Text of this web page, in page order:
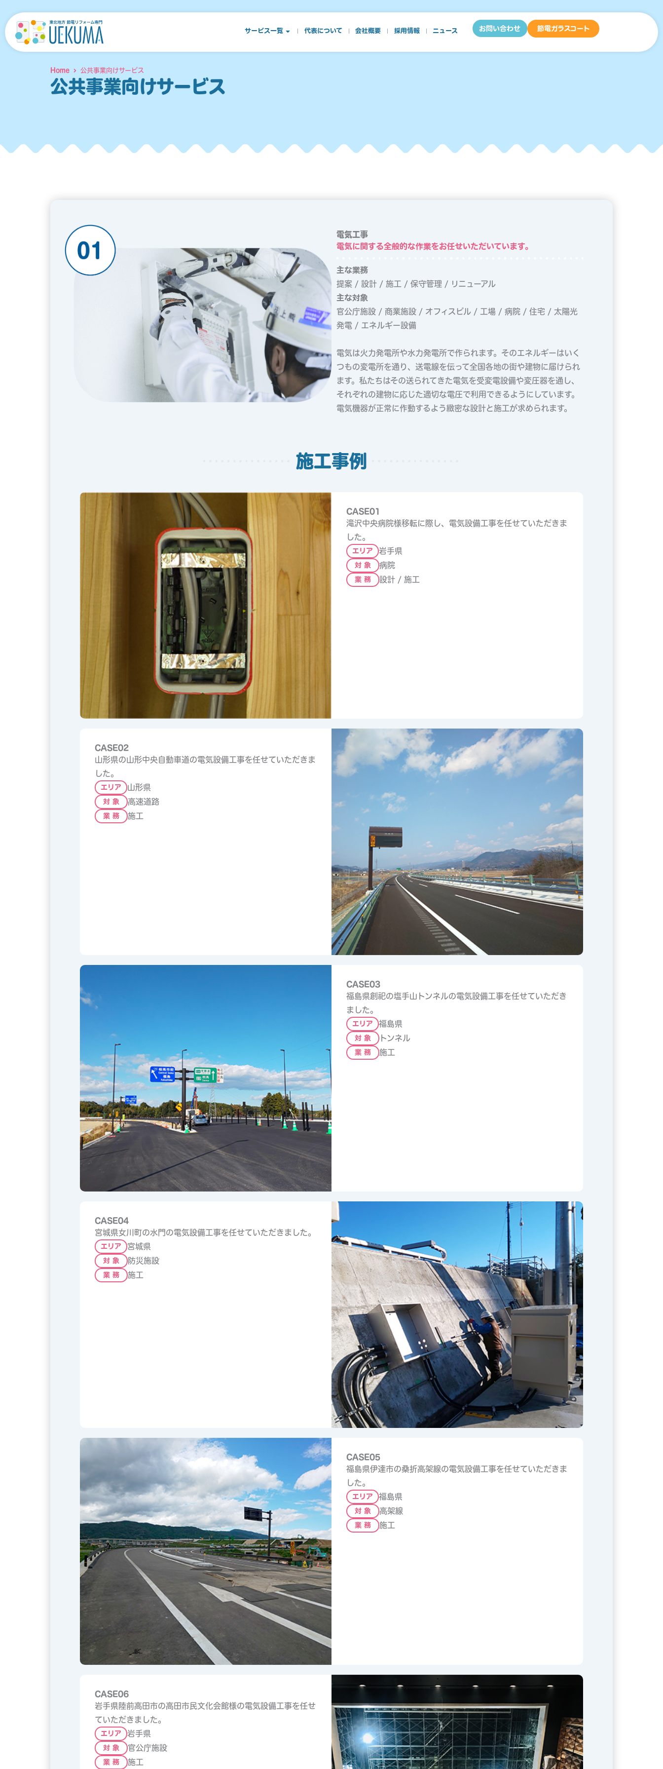
を
サービス一覧 代表について 会社概要 採用情報 ニュース お問い合わせ 節電ガラスコート
Home 公共事業向けサービス
公共事業向けサービス
電気工事
電気に関する全般的な作業をお任せいただいています。
主な業務
提案 / 設計 / 施工 / 保守管理 / リニューアル
主な対象
官公庁施設 / 商業施設 / オフィスビル / 工場 / 病院 / 住宅 / 太陽光
発電 / エネルギー設備
電気は火力発電所や水力発電所で作られます。そのエネルギーはいく
つもの変電所を通り、送電線を伝って全国各地の街や建物に届けられ
ます。私たちはその送られてきた電気を受変電設備や変圧器を通し、
それぞれの建物に応じた適切な電圧で利用できるようにしています。
電気機器が正常に作動するよう緻密な設計と施工が求められます。
施工事例
CASE01
滝沢中央病院様移転に際し、電気設備工事を任せていただきま
した。
エリア 岩手県
対 象 病院
業 務 設計 / 施工
CASE02
山形県の山形中央自動車道の電気設備工事を任せていただきま
した。
エリア 山形県
対 象 高速道路
業 務 施工
CASE03
福島県創祀の塩手山トンネルの電気設備工事を任せていただき
ました。
エリア 福島県
対 象 トンネル
業 務 施工
CASE04
宮城県女川町の水門の電気設備工事を任せていただきました。
エリア 宮城県
対 象 防災施設
業 務 施工
CASE05
福島県伊達市の桑折高架線の電気設備工事を任せていただきま
した。
エリア 福島県
対 象 高架線
業 務 施工
CASE06
岩手県陸前高田市の高田市民文化会館様の電気設備工事を任せ
ていただきました。
エリア 岩手県
対 象 官公庁施設
業 務 施工